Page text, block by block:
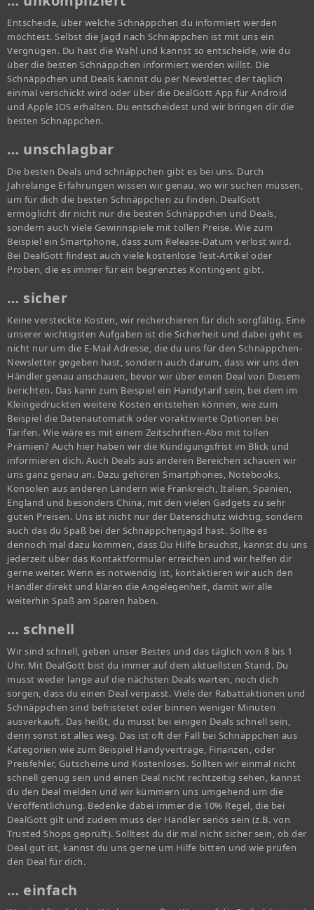
Entscheide, über welche Schnäppchen du informiert werden
möchtest. Selbst die Jagd nach Schnäppchen ist mit uns ein
Vergnügen. Du hast die Wahl und kannst so entscheide, wie du
über die besten Schnäppchen informiert werden willst. Die
Schnäppchen und Deals kannst du per Newsletter, der täglich
einmal verschickt wird oder über die DealGott App für Android
und Apple IOS erhalten. Du entscheidest und wir bringen dir die
besten Schnäppchen.
… unschlagbar
Die besten Deals und schnäppchen gibt es bei uns. Durch
Jahrelange Erfahrungen wissen wir genau, wo wir suchen müssen,
um für dich die besten Schnäppchen zu finden. DealGott
ermöglicht dir nicht nur die besten Schnäppchen und Deals,
sondern auch viele Gewinnspiele mit tollen Preise. Wie zum
Beispiel ein Smartphone, dass zum Release-Datum verlost wird.
Bei DealGott findest auch viele kostenlose Test-Artikel oder
Proben, die es immer für ein begrenztes Kontingent gibt.
… sicher
Keine versteckte Kosten, wir recherchieren für dich sorgfältig. Eine
unserer wichtigsten Aufgaben ist die Sicherheit und dabei geht es
nicht nur um die E-Mail Adresse, die du uns für den Schnäppchen-
Newsletter gegeben hast, sondern auch darum, dass wir uns den
Händler genau anschauen, bevor wir über einen Deal von Diesem
berichten. Das kann zum Beispiel ein Handytarif sein, bei dem im
Kleingedruckten weitere Kosten entstehen können, wie zum
Beispiel die Datenautomatik oder voraktivierte Optionen bei
Tarifen. Wie wäre es mit einem Zeitschriften-Abo mit tollen
Prämien? Auch hier haben wir die Kündigungsfrist im Blick und
informieren dich. Auch Deals aus anderen Bereichen schauen wir
uns ganz genau an. Dazu gehören Smartphones, Notebooks,
Konsolen aus anderen Ländern wie Frankreich, Italien, Spanien,
England und besonders China, mit den vielen Gadgets zu sehr
guten Preisen. Uns ist nicht nur der Datenschutz wichtig, sondern
auch das du Spaß bei der Schnäppchenjagd hast. Sollte es
dennoch mal dazu kommen, dass Du Hilfe brauchst, kannst du uns
jederzeit über das Kontaktformular erreichen und wir helfen dir
gerne weiter. Wenn es notwendig ist, kontaktieren wir auch den
Händler direkt und klären die Angelegenheit, damit wir alle
weiterhin Spaß am Sparen haben.
… schnell
Wir sind schnell, geben unser Bestes und das täglich von 8 bis 1
Uhr. Mit DealGott bist du immer auf dem aktuellsten Stand. Du
musst weder lange auf die nächsten Deals warten, noch dich
sorgen, dass du einen Deal verpasst. Viele der Rabattaktionen und
Schnäppchen sind befristetet oder binnen weniger Minuten
ausverkauft. Das heißt, du musst bei einigen Deals schnell sein,
denn sonst ist alles weg. Das ist oft der Fall bei Schnäppchen aus
Kategorien wie zum Beispiel Handyverträge, Finanzen, oder
Preisfehler, Gutscheine und Kostenloses. Sollten wir einmal nicht
schnell genug sein und einen Deal nicht rechtzeitig sehen, kannst
du den Deal melden und wir kümmern uns umgehend um die
Veröffentlichung. Bedenke dabei immer die 10% Regel, die bei
DealGott gilt und zudem muss der Händler seriös sein (z.B. von
Trusted Shops geprüft). Solltest du dir mal nicht sicher sein, ob der
Deal gut ist, kannst du uns gerne um Hilfe bitten und wie prüfen
den Deal für dich.
… einfach